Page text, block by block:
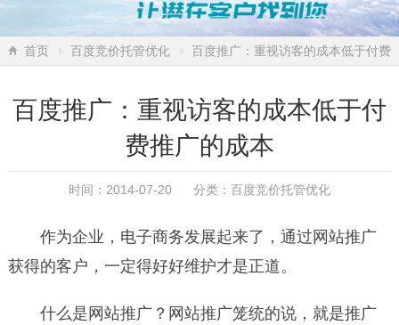
首页 百度竞价托管优化
百度推广：重视访客的成本低于付费
百度推广：重视访客的成本低于付
费推广的成本
时间：2014-07-20 分类： 百度竞价托管优化
作为企业，电子商务发展起来了，通过网站推广
获得的客户，一定得好好维护才是正道。
什么是网站推广？网站推广笼统的说，就是推广